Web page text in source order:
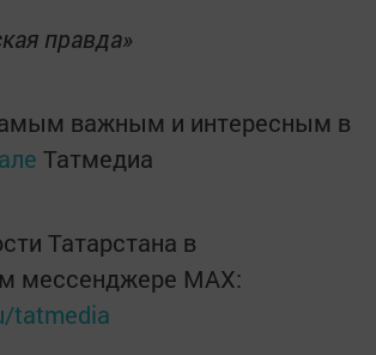
правда»
важным и интересным в
Татмедиа
Татарстана в
мессенджере MАХ:
tatmedia